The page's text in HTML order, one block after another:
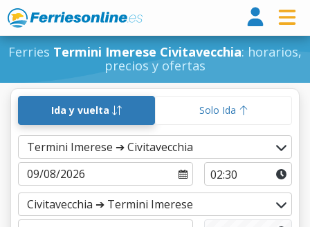
Ferries Termini Imerese Civitavecchia: horarios,
precios y ofertas
Ida y vuelta Solo Ida